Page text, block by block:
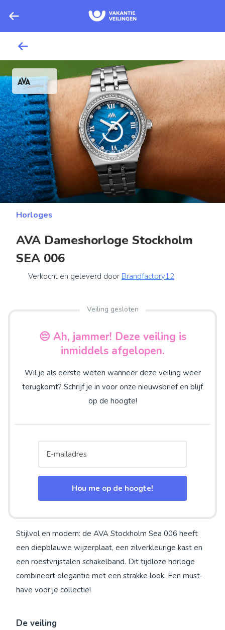
Horloges
AVA Dameshorloge Stockholm
SEA 006
Verkocht en geleverd door Brandfactory12
Veiling gesloten
😔 Ah, jammer! Deze veiling is
inmiddels afgelopen.
Wil je als eerste weten wanneer deze veiling weer
terugkomt? Schrijf je in voor onze nieuwsbrief en blijf
op de hoogte!
Hou me op de hoogte!
Stijlvol en modern: de AVA Stockholm Sea 006 heeft
een diepblauwe wijzerplaat, een zilverkleurige kast en
een roestvrijstalen schakelband. Dit tijdloze horloge
combineert elegantie met een strakke look. Een must-
have voor je collectie!
De veiling